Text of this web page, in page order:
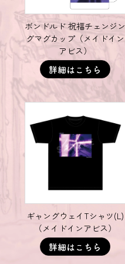
ボンドルド 祝福チェンジン
グマグカップ（メイドイン
アビス）
ギャングウェイTシャツ(L)
（メイドインアビス）